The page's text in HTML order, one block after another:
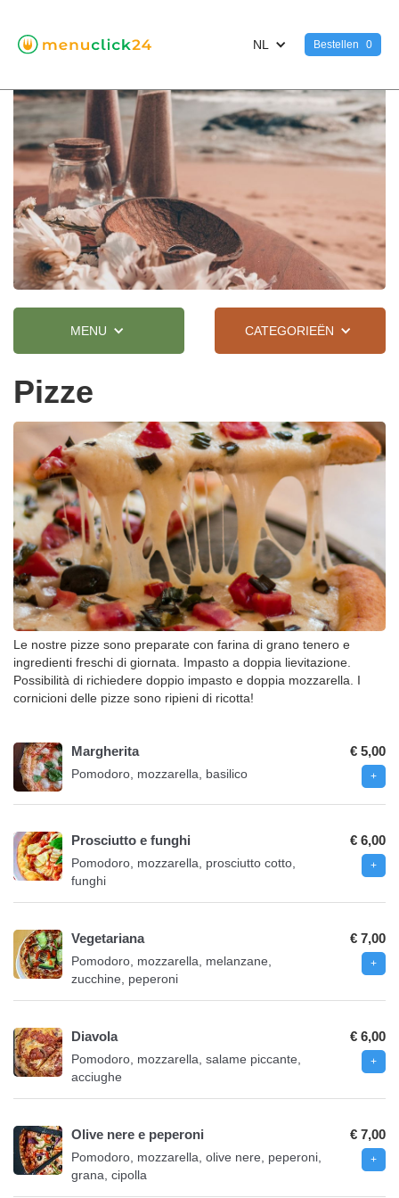
NL Bestellen 0
MENU CATEGORIEËN
Pizze
Le nostre pizze sono preparate con farina di grano tenero e
ingredienti freschi di giornata. Impasto a doppia lievitazione.
Possibilità di richiedere doppio impasto e doppia mozzarella. I
cornicioni delle pizze sono ripieni di ricotta!
Margherita
Pomodoro, mozzarella, basilico
€ 5,00
Prosciutto e funghi
Pomodoro, mozzarella, prosciutto cotto,
funghi
€ 6,00
Vegetariana
Pomodoro, mozzarella, melanzane,
zucchine, peperoni
€ 7,00
Diavola
Pomodoro, mozzarella, salame piccante,
acciughe
€ 6,00
Olive nere e peperoni
Pomodoro, mozzarella, olive nere, peperoni,
grana, cipolla
€ 7,00